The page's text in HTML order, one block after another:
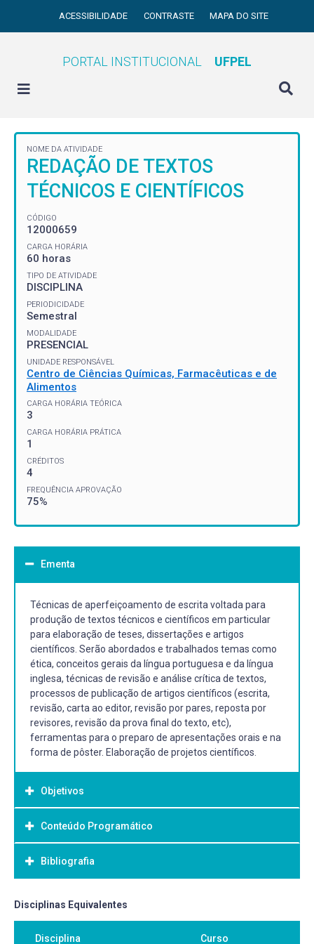
ACESSIBILIDADE CONTRASTE MAPA DO SITE
PORTAL INSTITUCIONAL UFPEL
NOME DA ATIVIDADE
REDAÇÃO DE TEXTOS
TÉCNICOS E CIENTÍFICOS
CÓDIGO
12000659
CARGA HORÁRIA
60 horas
TIPO DE ATIVIDADE
DISCIPLINA
PERIODICIDADE
Semestral
MODALIDADE
PRESENCIAL
UNIDADE RESPONSÁVEL
Centro de Ciências Químicas, Farmacêuticas e de
Alimentos
CARGA HORÁRIA TEÓRICA
3
CARGA HORÁRIA PRÁTICA
1
CRÉDITOS
4
FREQUÊNCIA APROVAÇÃO
75%
Ementa
Técnicas de aperfeiçoamento de escrita voltada para
produção de textos técnicos e científicos em particular
para elaboração de teses, dissertações e artigos
científicos. Serão abordados e trabalhados temas como
ética, conceitos gerais da língua portuguesa e da língua
inglesa, técnicas de revisão e análise crítica de textos,
processos de publicação de artigos científicos (escrita,
revisão, carta ao editor, revisão por pares, reposta por
revisores, revisão da prova final do texto, etc),
ferramentas para o preparo de apresentações orais e na
forma de pôster. Elaboração de projetos científicos.
Objetivos
Objetivo Geral:
-
Conteúdo Programático
Bibliografia
Bibliografia Básica:
para escrever bem. 1a Ed. São Paulo: Companhia das
Disciplinas Equivalentes
Disciplina Curso